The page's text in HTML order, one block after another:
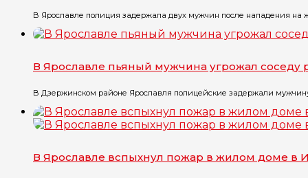
В Ярославле полиция задержала двух мужчин после нападения на
В Ярославле пьяный мужчина угрожал соседу
В Дзержинском районе Ярославля полицейские задержали
В Ярославле вспыхнул пожар в жилом доме в